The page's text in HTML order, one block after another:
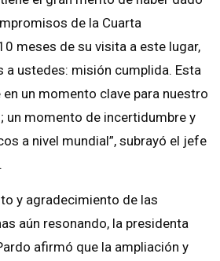
de la Cuarta
meses de su visita a este lugar,
ustedes: misión cumplida. Esta
un momento clave para nuestro
un momento de incertidumbre y
a nivel mundial”, subrayó el jefe
y agradecimiento de las
aún resonando, la presidenta
afirmó que la ampliación y